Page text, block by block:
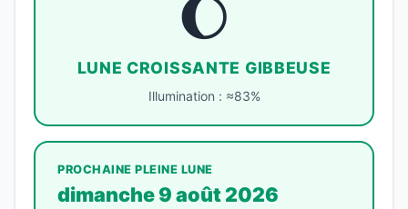
🌔
LUNE CROISSANTE GIBBEUSE
Illumination : ≈83%
PROCHAINE PLEINE LUNE
dimanche 9 août 2026